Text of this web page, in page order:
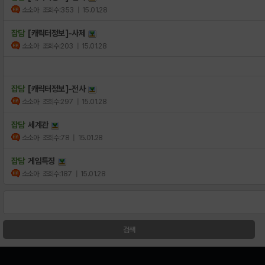
소소아 조회수:353 | 15.01.28
잡담 [캐릭터정보]-사제
소소아 조회수:203 | 15.01.28
잡담 [캐릭터정보]-전사
소소아 조회수:297 | 15.01.28
잡담 세계관
소소아 조회수:78 | 15.01.28
잡담 게임특징
소소아 조회수:187 | 15.01.28
검색